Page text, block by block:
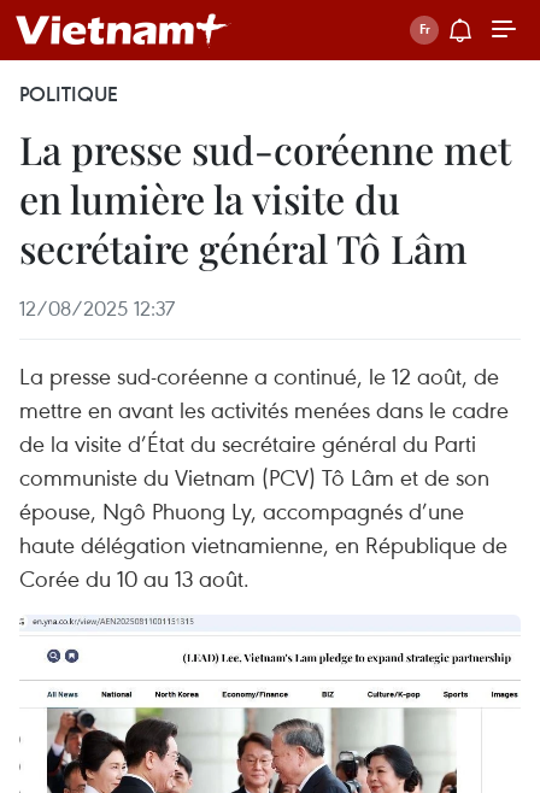
POLITIQUE
La presse sud-coréenne met
en lumière la visite du
secrétaire général Tô Lâm
12/08/2025 12:37
La presse sud-coréenne a continué, le 12 août, de
mettre en avant les activités menées dans le cadre
de la visite d’État du secrétaire général du Parti
communiste du Vietnam (PCV) Tô Lâm et de son
épouse, Ngô Phuong Ly, accompagnés d’une
haute délégation vietnamienne, en République de
Corée du 10 au 13 août.